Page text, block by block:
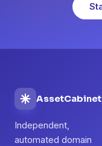
AssetCabinet
Independent,
automated domain